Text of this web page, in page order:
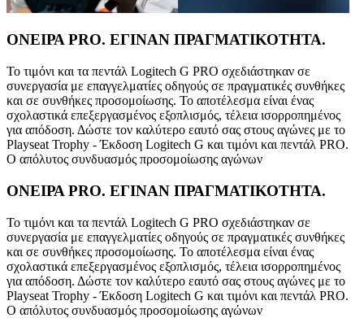
ΟΝΕΙΡΑ PRO. ΕΓΙΝΑΝ ΠΡΑΓΜΑΤΙΚΟΤΗΤΑ.
Το τιμόνι και τα πεντάλ Logitech G PRO σχεδιάστηκαν σε
συνεργασία με επαγγελματίες οδηγούς σε πραγματικές συνθήκες
και σε συνθήκες προσομοίωσης. Το αποτέλεσμα είναι ένας
σχολαστικά επεξεργασμένος εξοπλισμός, τέλεια ισορροπημένος
για απόδοση. Δώστε τον καλύτερο εαυτό σας στους αγώνες με το
Playseat Trophy - Έκδοση Logitech G και τιμόνι και πεντάλ PRO.
Ο απόλυτος συνδυασμός προσομοίωσης αγώνων
ΟΝΕΙΡΑ PRO. ΕΓΙΝΑΝ ΠΡΑΓΜΑΤΙΚΟΤΗΤΑ.
Το τιμόνι και τα πεντάλ Logitech G PRO σχεδιάστηκαν σε
συνεργασία με επαγγελματίες οδηγούς σε πραγματικές συνθήκες
και σε συνθήκες προσομοίωσης. Το αποτέλεσμα είναι ένας
σχολαστικά επεξεργασμένος εξοπλισμός, τέλεια ισορροπημένος
για απόδοση. Δώστε τον καλύτερο εαυτό σας στους αγώνες με το
Playseat Trophy - Έκδοση Logitech G και τιμόνι και πεντάλ PRO.
Ο απόλυτος συνδυασμός προσομοίωσης αγώνων